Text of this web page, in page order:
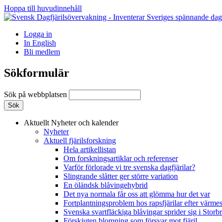
Hoppa till huvudinnehåll
Logga in
In English
Bli medlem
Sökformulär
Sök på webbplatsen
Aktuellt Nyheter och kalender
Nyheter
Aktuell fjärilsforskning
Hela artikellistan
Om forskningsartiklar och referenser
Varför förlorade vi tre svenska dagfjärilar?
Slingrande slåtter ger större variation
En öländsk blåvingehybrid
Det nya normala får oss att glömma hur det var
Fortplantningsproblem hos rapsfjärilar efter
Svenska svartfläckiga blåvingar sprider sig i